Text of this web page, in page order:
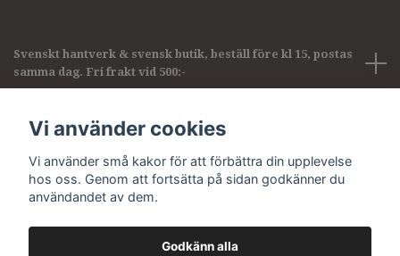
Svenskt hantverk & svensk butik, beställ före kl 15, postas
samma dag. Fri frakt vid 500:-
Företagsinformation
Sociala medier
Vi använder cookies
Vi använder små kakor för att förbättra din upplevelse
hos oss. Genom att fortsätta på sidan godkänner du
användandet av dem.
Godkänn alla